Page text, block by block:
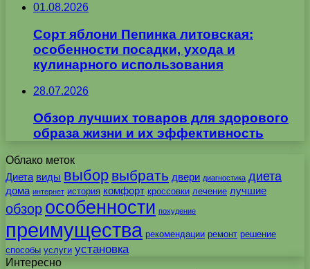
01.08.2026
Сорт яблони Пепинка литовская:
особенности посадки, ухода и
кулинарного использования
28.07.2026
Обзор лучших товаров для здорового
образа жизни и их эффективность
Облако меток
Диета виды выбор выбрать двери диагностика диета
дома интернет история комфорт кроссовки лечение лучшие
обзор особенности похудение
преимущества рекомендации ремонт решение
способы услуги установка
Интересно